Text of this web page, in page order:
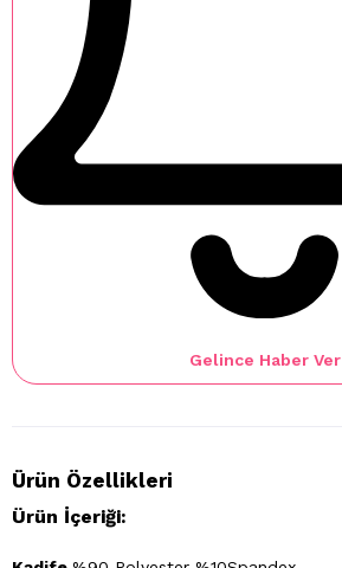
Gelince Haber Ver
Ürün Özellikleri
Ürün İçeriği: